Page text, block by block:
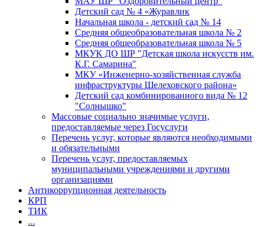
Детский сад № 4 «Журавлик
Начальная школа - детский сад № 14
Средняя общеобразовательная школа № 2
Средняя общеобразовательная школа № 5
МКУК ДО ШР "Детская школа искусств им.
К.Г. Самарина"
МКУ «Инженерно-хозяйственная служба
инфраструктуры Шелеховского района»
Детский сад комбинированного вида № 12
"Солнышко"
Массовые социально значимые услуги,
предоставляемые через Госуслуги
Перечень услуг, которые являются необходимыми
и обязательными
Перечень услуг, предоставляемых
муниципальными учреждениями и другими
организациями
Антикоррупционная деятельность
КРП
ТИК
...